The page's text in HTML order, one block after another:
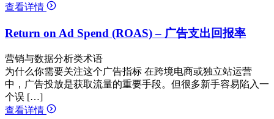
查看详情
Return on Ad Spend (ROAS) – 广告支出回报率
营销与数据分析类术语
为什么你需要关注这个广告指标 在跨境电商或独立站运营
中，广告投放是获取流量的重要手段。但很多新手容易陷入一
个误 […]
查看详情